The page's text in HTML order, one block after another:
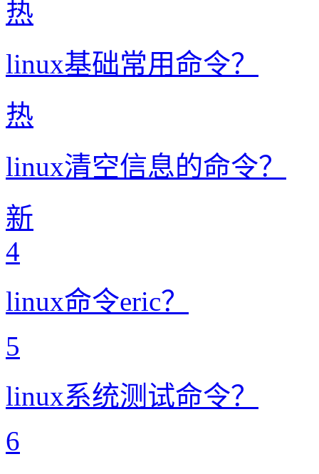
热
linux基础常用命令？
热
linux清空信息的命令？
新
4
linux命令eric？
5
linux系统测试命令？
6